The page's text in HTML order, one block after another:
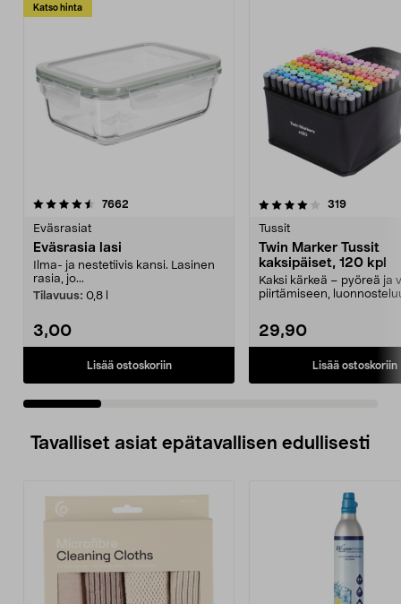
Katso hinta
7662
Eväsrasiat
Eväsrasia lasi
Ilma- ja nestetiivis kansi. Lasinen
rasia, jo...
Tilavuus: 0,8 l
3,00
Lisää ostoskoriin
4.0 viidestä
319arvostelut
Tussit
Twin Marker Tussit
kaksipäiset, 120 kpl
Kaksi kärkeä – pyöreä ja
piirtämiseen,
29,90
Lisää ostoskoriin
4.5 viidestä
Tavalliset asiat epätavallisen edullisesti